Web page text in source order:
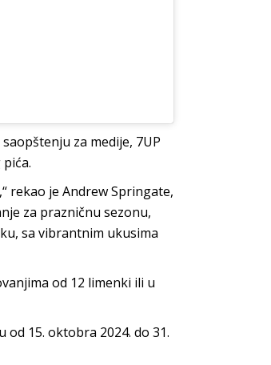
za medije, 7UP
rekao je Andrew Springate,
za prazničnu sezonu,
sa vibrantnim ukusima
od 12 limenki ili u
15. oktobra 2024. do 31.